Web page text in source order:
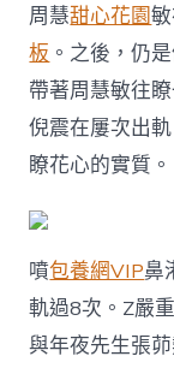
周慧甜心花園
板 。之後，仍
帶著周慧敏往
倪震在屢次出
瞭花心的實質。
噴包養網VIP鼻
軌過8次。Z嚴
與年夜先生張茆